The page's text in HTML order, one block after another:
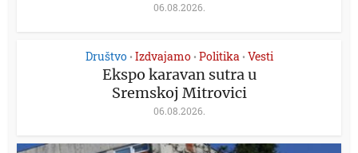
06.08.2026.
Društvo • Izdvajamo • Politika • Vesti
Ekspo karavan sutra u
Sremskoj Mitrovici
06.08.2026.